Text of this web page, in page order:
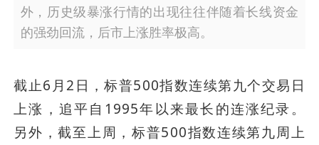
外，历史级暴涨行情的出现往往伴随着长线资金
的强劲回流，后市上涨胜率极高。
截止6月2日，标普500指数连续第九个交易日
上涨，追平自1995年以来最长的连涨纪录。
另外，截至上周，标普500指数连续第九周上